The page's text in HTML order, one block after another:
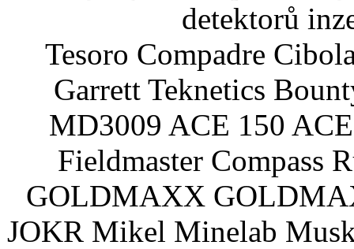
detektorů
Tesoro Compadre
Garrett Teknetics
MD3009 ACE 150
Fieldmaster Compass
GOLDMAXX
JOKR Mikel Minelab